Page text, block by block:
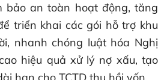
bảo an toàn hoạt động, tăng
triển khai các gói hỗ trợ khu
nhanh chóng luật hóa Nghị
hiệu quả xử lý nợ xấu, tạo